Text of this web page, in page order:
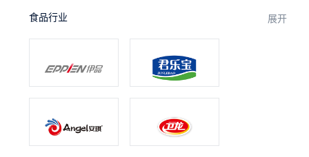
食品行业 展开